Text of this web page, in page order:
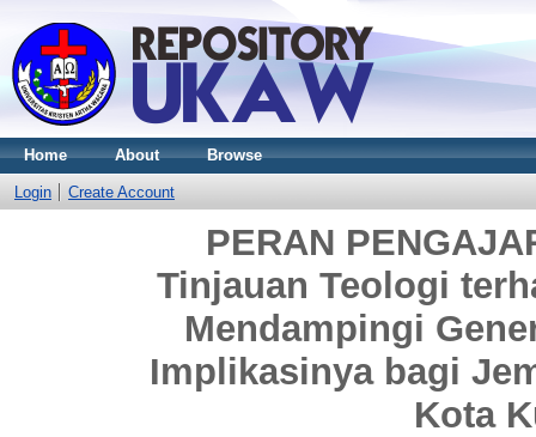
Home About Browse
Login Create Account
PERAN
Tinjauan Teologi
Mendampingi
Implikasinya bagi
Kota